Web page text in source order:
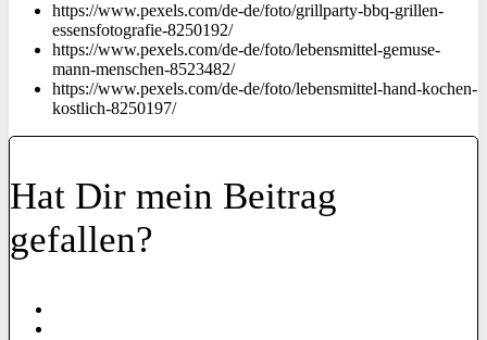
https://www.pexels.com/de-de/foto/grillparty-bbq-grillen-
essensfotografie-8250192/
https://www.pexels.com/de-de/foto/lebensmittel-gemuse-
mann-menschen-8523482/
https://www.pexels.com/de-de/foto/lebensmittel-hand-kochen-
kostlich-8250197/
Hat Dir mein Beitrag
gefallen?